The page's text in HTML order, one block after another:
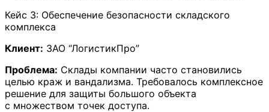
Кейс 3: Обеспечение безопасности складского
комплекса
Клиент: ЗАО “ЛогистикПро”
Проблема: Склады компании часто становились
целью краж и вандализма. Требовалось комплексное
решение для защиты большого объекта
с множеством точек доступа.